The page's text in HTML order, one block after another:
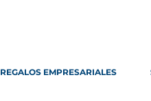
REGALOS EMPRESARIALES